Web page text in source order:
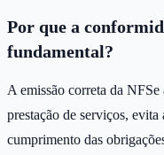
Por que a
fundamental?
A emissão correta da NFSe
prestação de serviços,
cumprimento das